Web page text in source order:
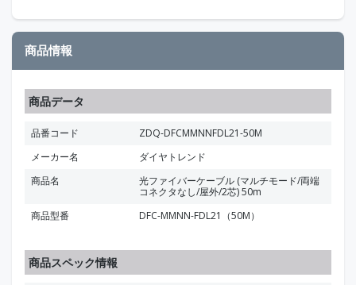
商品情報
商品データ
品番コード
ZDQ-DFCMMNNFDL21-50M
メーカー名
ダイヤトレンド
商品名
光ファイバーケーブル (マルチモード/両端
コネクタなし/屋外/2芯) 50m
商品型番
DFC-MMNN-FDL21（50M）
商品スペック情報